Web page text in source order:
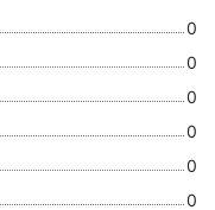
0
0
0
0
0
0